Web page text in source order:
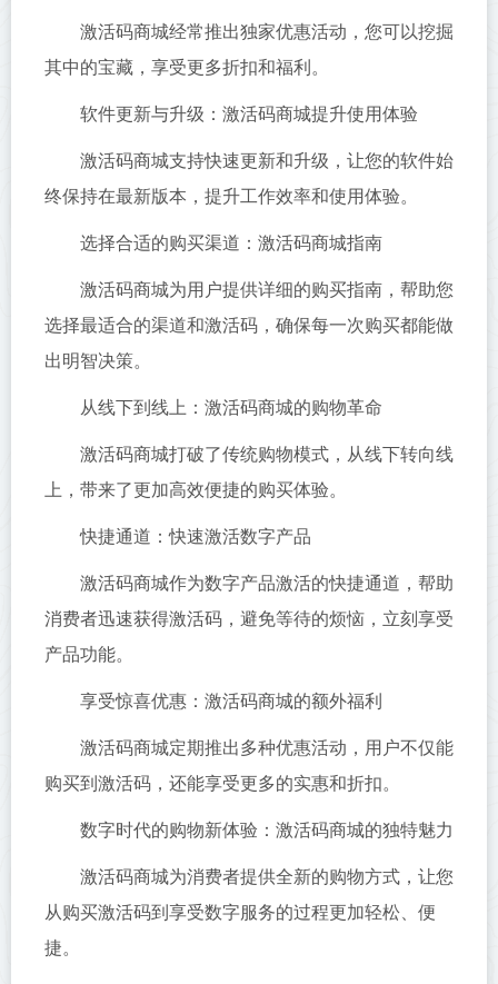
激活码商城经常推出独家优惠活动，您可以挖掘
其中的宝藏，享受更多折扣和福利。
软件更新与升级：激活码商城提升使用体验
激活码商城支持快速更新和升级，让您的软件始
终保持在最新版本，提升工作效率和使用体验。
选择合适的购买渠道：激活码商城指南
激活码商城为用户提供详细的购买指南，帮助您
选择最适合的渠道和激活码，确保每一次购买都能做
出明智决策。
从线下到线上：激活码商城的购物革命
激活码商城打破了传统购物模式，从线下转向线
上，带来了更加高效便捷的购买体验。
快捷通道：快速激活数字产品
激活码商城作为数字产品激活的快捷通道，帮助
消费者迅速获得激活码，避免等待的烦恼，立刻享受
产品功能。
享受惊喜优惠：激活码商城的额外福利
激活码商城定期推出多种优惠活动，用户不仅能
购买到激活码，还能享受更多的实惠和折扣。
数字时代的购物新体验：激活码商城的独特魅力
激活码商城为消费者提供全新的购物方式，让您
从购买激活码到享受数字服务的过程更加轻松、便
捷。